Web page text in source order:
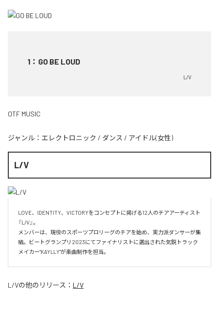
1 ： GO BE LOUD
L/V
OTF MUSIC
ジャンル： エレクトロニック / ダンス / アイドル(女性)
L/V
LOVE、IDENTITY、VICTORYをコンセプトに掲げる12人のチアアーティスト
『L/V』。
メンバーは、現役のスポーツプロリーグのチアを始め、実力派ダンサーが集
結。ビートグランプリ2023にてファイナリストに選出された気鋭トラック
メイカー"KAYLLY"が楽曲制作を担当。
L/Vの他のリリース： L/V